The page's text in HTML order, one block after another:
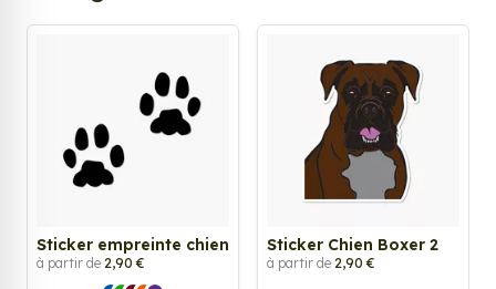
Sticker empreinte chien
à partir de 2,90 €
Sticker Chien Boxer 2
à partir de 2,90 €